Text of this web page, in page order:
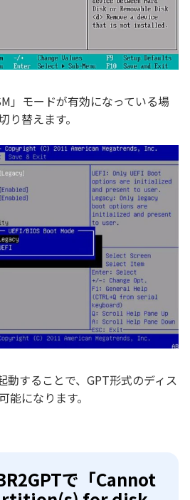
」モードが有効になっている場
り替えます。
動することで、GPT形式のディス
能になります。
で「Cannot